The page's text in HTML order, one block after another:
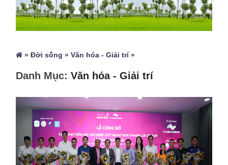
»Đời sống »Văn hóa - Giải trí»
Danh Mục:Văn hóa - Giải trí